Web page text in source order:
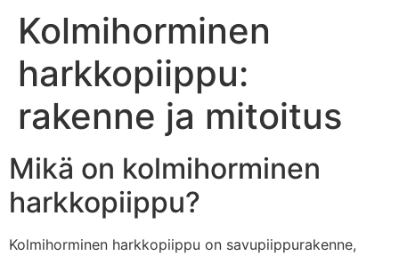
Kolmihorminen
harkkopiippu:
rakenne ja mitoitus
Mikä on kolmihorminen
harkkopiippu?
Kolmihorminen harkkopiippu on savupiippurakenne,